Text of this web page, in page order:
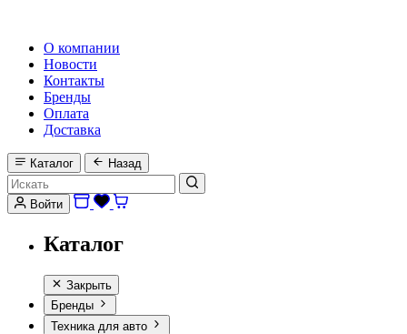
О компании
Новости
Контакты
Бренды
Оплата
Доставка
Каталог Назад
Войти
Каталог
Закрыть
Бренды
Техника для авто